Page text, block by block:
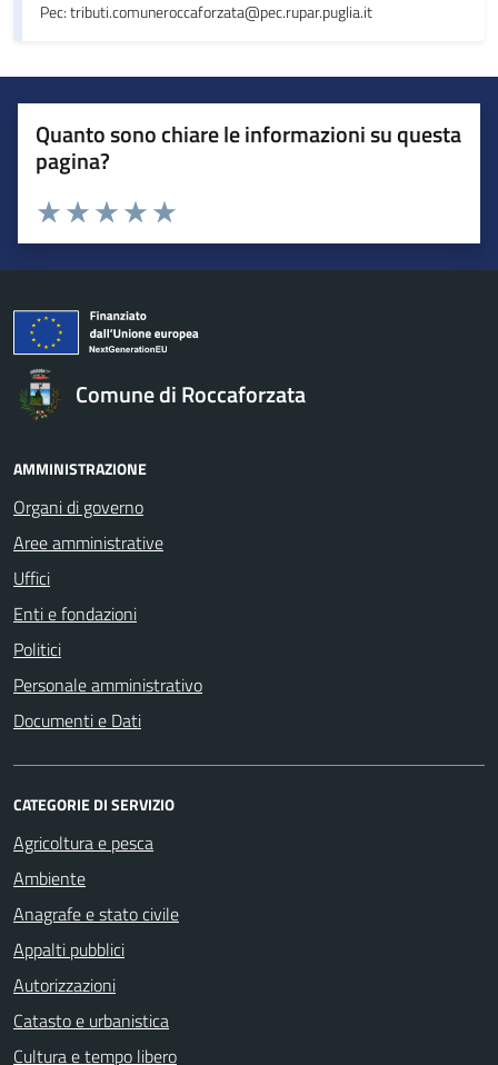
Pec: tributi.comuneroccaforzata@pec.rupar.puglia.it
Quanto sono chiare le informazioni su questa
pagina?
Valuta da 1 a 5 stelle la pagina
Valuta 5 stelle su 5
Valuta 4 stelle su 5
Valuta 3 stelle su 5
Valuta 2 stelle su 5
Valuta 1 stelle su 5
Comune di Roccaforzata
AMMINISTRAZIONE
Organi di governo
Aree amministrative
Uffici
Enti e fondazioni
Politici
Personale amministrativo
Documenti e Dati
CATEGORIE DI SERVIZIO
Agricoltura e pesca
Ambiente
Anagrafe e stato civile
Appalti pubblici
Autorizzazioni
Catasto e urbanistica
Cultura e tempo libero